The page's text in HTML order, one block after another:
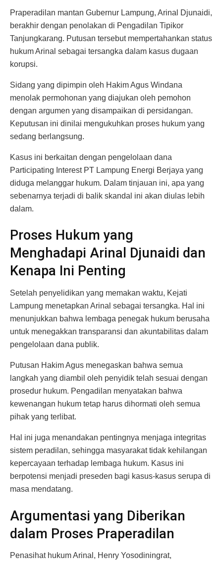
Praperadilan mantan Gubernur Lampung, Arinal Djunaidi,
berakhir dengan penolakan di Pengadilan Tipikor
Tanjungkarang. Putusan tersebut mempertahankan status
hukum Arinal sebagai tersangka dalam kasus dugaan
korupsi.
Sidang yang dipimpin oleh Hakim Agus Windana
menolak permohonan yang diajukan oleh pemohon
dengan argumen yang disampaikan di persidangan.
Keputusan ini dinilai mengukuhkan proses hukum yang
sedang berlangsung.
Kasus ini berkaitan dengan pengelolaan dana
Participating Interest PT Lampung Energi Berjaya yang
diduga melanggar hukum. Dalam tinjauan ini, apa yang
sebenarnya terjadi di balik skandal ini akan diulas lebih
dalam.
Proses Hukum yang
Menghadapi Arinal Djunaidi dan
Kenapa Ini Penting
Setelah penyelidikan yang memakan waktu, Kejati
Lampung menetapkan Arinal sebagai tersangka. Hal ini
menunjukkan bahwa lembaga penegak hukum berusaha
untuk menegakkan transparansi dan akuntabilitas dalam
pengelolaan dana publik.
Putusan Hakim Agus menegaskan bahwa semua
langkah yang diambil oleh penyidik telah sesuai dengan
prosedur hukum. Pengadilan menyatakan bahwa
kewenangan hukum tetap harus dihormati oleh semua
pihak yang terlibat.
Hal ini juga menandakan pentingnya menjaga integritas
sistem peradilan, sehingga masyarakat tidak kehilangan
kepercayaan terhadap lembaga hukum. Kasus ini
berpotensi menjadi preseden bagi kasus-kasus serupa di
masa mendatang.
Argumentasi yang Diberikan
dalam Proses Praperadilan
Penasihat hukum Arinal, Henry Yosodiningrat,